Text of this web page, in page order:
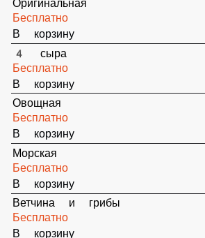
Морская
Бесплатно
В корзину
Ветчина и грибы
Бесплатно
В корзину
Дъябло (острая)
Бесплатно
В корзину
Баварская
Бесплатно
В корзину